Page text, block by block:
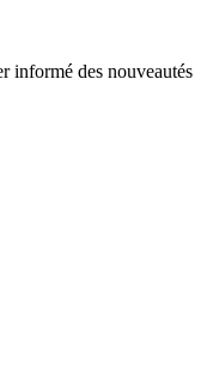
informé des nouveautés